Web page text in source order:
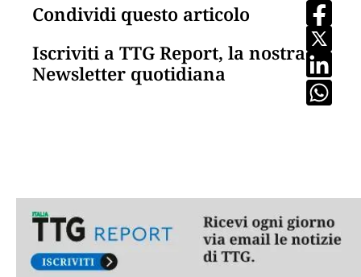
Condividi questo articolo
Iscriviti a TTG Report, la nostra
Newsletter quotidiana